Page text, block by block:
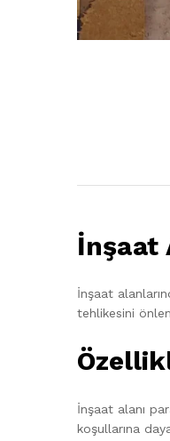
İnşaat
İnşaat
tehlikesini
İnşaat alanı
koşullarına